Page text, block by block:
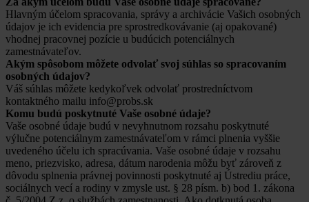
Hlavným účelom spracovania, správy a archivácie Vašich osobných
údajov je ich evidencia pre sprostredkovávanie (aj opakované)
vhodnej pracovnej pozície u budúcich potenciálnych
zamestnávateľov.
Akým spôsobom môžete odvolať svoj súhlas so spracovaním
osobných údajov?
Váš súhlas môžete kedykoľvek odvolať prostredníctvom
kontaktného mailu info@probs.sk
Komu budú poskytnuté Vaše osobné údaje?
Vaše osobné údaje budú v nevyhnutnom rozsahu poskytnuté
výlučne potenciálnym zamestnávateľom v rámci plnenia vyššie
uvedeného účelu ich spracúvania. Vaše osobné údaje v rozsahu
meno, priezvisko, adresa, dátum narodenia môžu byť zároveň z
dôvodu splnenia právnej povinnosti poskytnuté aj Ústrediu práce,
sociálnych vecí a rodiny v zmysle ust. § 28 písm. b) bod 1. zákona